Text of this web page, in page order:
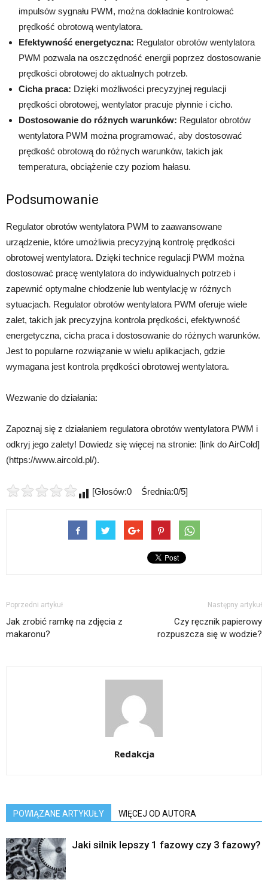
impulsów sygnału PWM, można dokładnie kontrolować
prędkość obrotową wentylatora.
Efektywność energetyczna: Regulator obrotów wentylatora
PWM pozwala na oszczędność energii poprzez dostosowanie
prędkości obrotowej do aktualnych potrzeb.
Cicha praca: Dzięki możliwości precyzyjnej regulacji
prędkości obrotowej, wentylator pracuje płynnie i cicho.
Dostosowanie do różnych warunków: Regulator obrotów
wentylatora PWM można programować, aby dostosować
prędkość obrotową do różnych warunków, takich jak
temperatura, obciążenie czy poziom hałasu.
Podsumowanie
Regulator obrotów wentylatora PWM to zaawansowane
urządzenie, które umożliwia precyzyjną kontrolę prędkości
obrotowej wentylatora. Dzięki technice regulacji PWM można
dostosować pracę wentylatora do indywidualnych potrzeb i
zapewnić optymalne chłodzenie lub wentylację w różnych
sytuacjach. Regulator obrotów wentylatora PWM oferuje wiele
zalet, takich jak precyzyjna kontrola prędkości, efektywność
energetyczna, cicha praca i dostosowanie do różnych warunków.
Jest to popularne rozwiązanie w wielu aplikacjach, gdzie
wymagana jest kontrola prędkości obrotowej wentylatora.
Wezwanie do działania:
Zapoznaj się z działaniem regulatora obrotów wentylatora PWM i
odkryj jego zalety! Dowiedz się więcej na stronie: [link do AirCold]
(https://www.aircold.pl/).
[Głosów:0 Średnia:0/5]
Poprzedni artykuł
Jak zrobić ramkę na zdjęcia z
makaronu?
Następny artykuł
Czy ręcznik papierowy
rozpuszcza się w wodzie?
Redakcja
POWIĄZANE ARTYKUŁY WIĘCEJ OD AUTORA
Jaki silnik lepszy 1 fazowy czy 3 fazowy?